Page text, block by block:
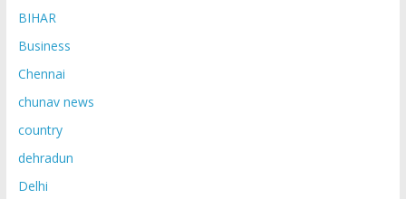
BIHAR
Business
Chennai
chunav news
country
dehradun
Delhi